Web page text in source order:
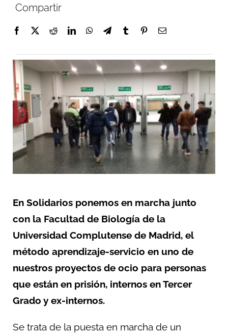
Compartir
En Solidarios ponemos en marcha junto
con la Facultad de Biología de la
Universidad Complutense de Madrid, el
método aprendizaje-servicio en uno de
nuestros proyectos de ocio para personas
que están en prisión, internos en Tercer
Grado y ex-internos.
Se trata de la puesta en marcha de un